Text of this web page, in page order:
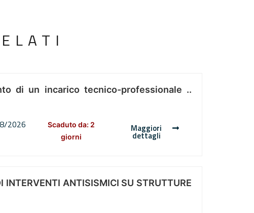
di un incarico tecnico-professionale ..
2026
Scaduto da: 2
giorni
Maggiori
dettagli
INTERVENTI ANTISISMICI SU STRUTTURE